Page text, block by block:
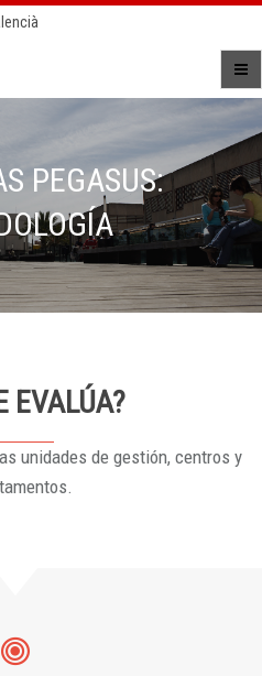
PEGASUS:
EVALÚA?
unidades de gestión, centros y